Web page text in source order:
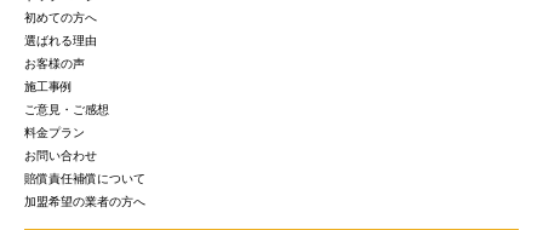
初めての方へ
選ばれる理由
お客様の声
施工事例
ご意見・ご感想
料金プラン
お問い合わせ
賠償責任補償について
加盟希望の業者の方へ